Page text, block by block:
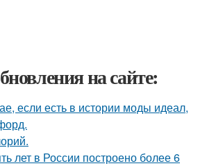
на сайте:
если есть в истории моды идеал,
лет в России построено более 6